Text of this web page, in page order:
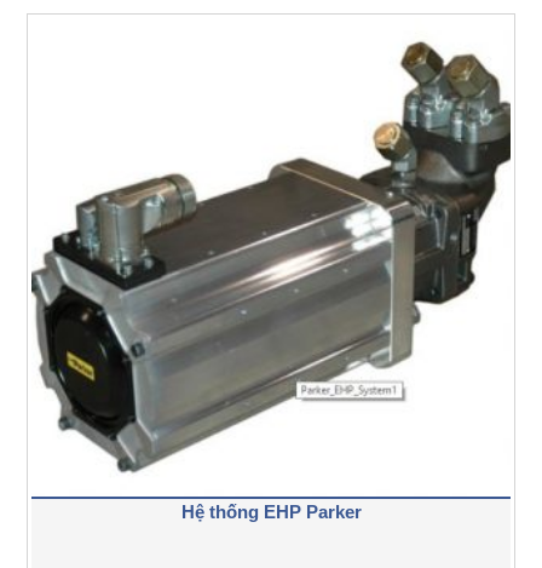
Hệ thống EHP Parker